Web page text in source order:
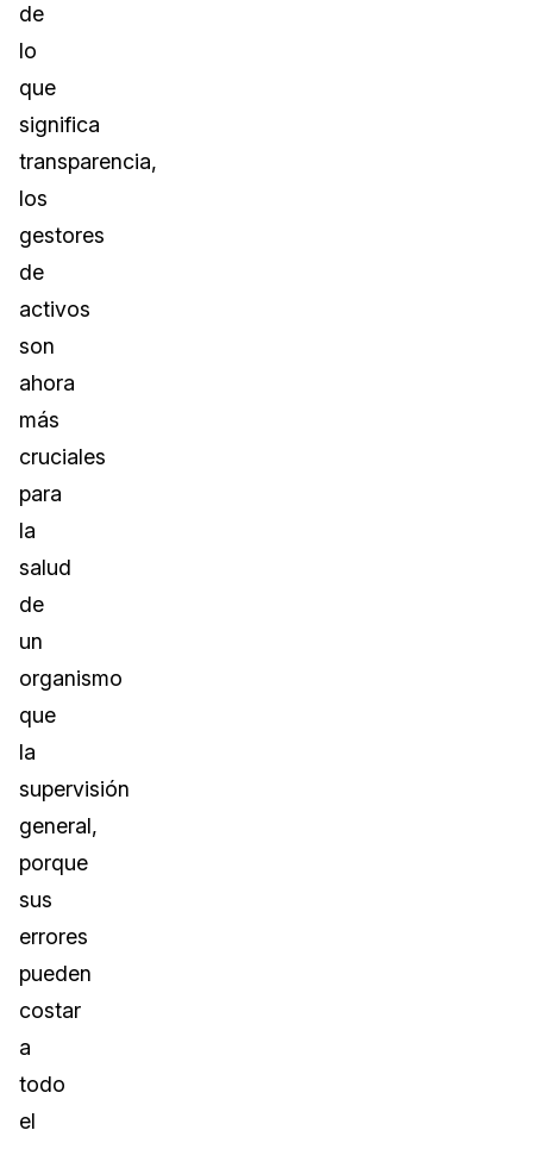
de
lo
que
significa
transparencia,
los
gestores
de
activos
son
ahora
más
cruciales
para
la
salud
de
un
organismo
que
la
supervisión
general,
porque
sus
errores
pueden
costar
a
todo
el